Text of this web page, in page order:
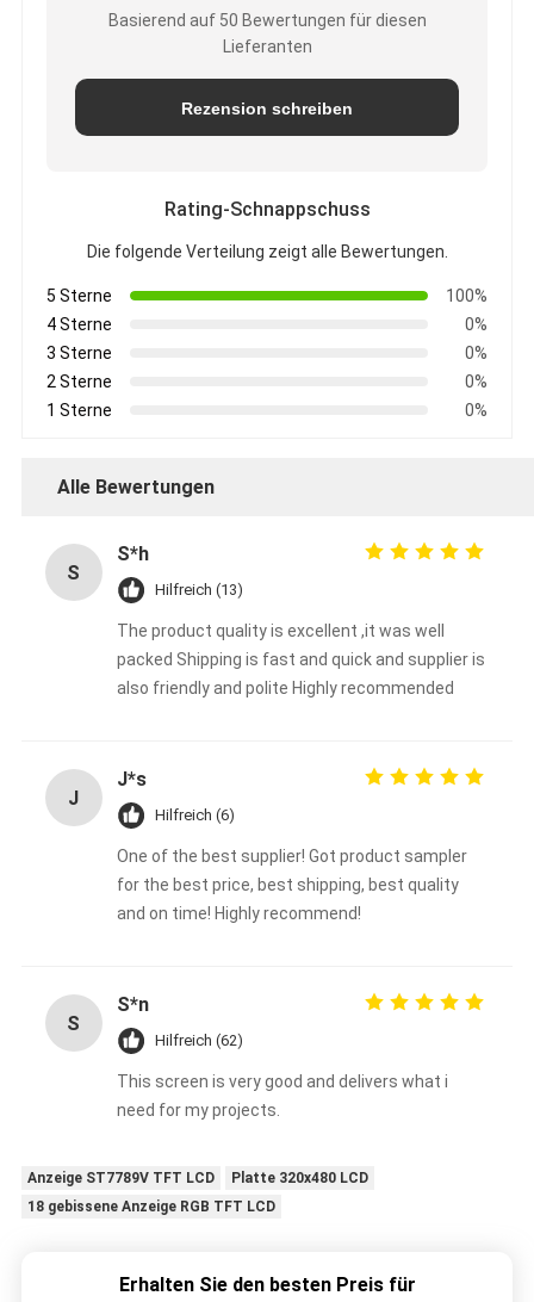
Basierend auf 50 Bewertungen für diesen
Lieferanten
Rezension schreiben
Rating-Schnappschuss
Die folgende Verteilung zeigt alle Bewertungen.
5 Sterne
100%
4 Sterne
0%
3 Sterne
0%
2 Sterne
0%
1 Sterne
0%
Alle Bewertungen
S
S*h
Hilfreich (13)
The product quality is excellent ,it was well
packed Shipping is fast and quick and supplier is
also friendly and polite Highly recommended
J
J*s
Hilfreich (6)
One of the best supplier! Got product sampler
for the best price, best shipping, best quality
and on time! Highly recommend!
S
S*n
Hilfreich (62)
This screen is very good and delivers what i
need for my projects.
Anzeige ST7789V TFT LCD
Platte 320x480 LCD
18 gebissene Anzeige RGB TFT LCD
Erhalten Sie den besten Preis für